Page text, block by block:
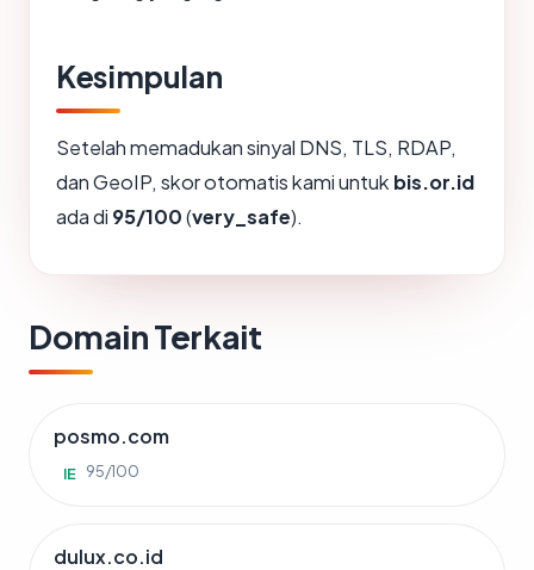
Kesimpulan
Setelah memadukan sinyal DNS, TLS, RDAP,
dan GeoIP, skor otomatis kami untuk bis.or.id
ada di 95/100(very_safe).
Domain Terkait
posmo.com
IE 95/100
dulux.co.id